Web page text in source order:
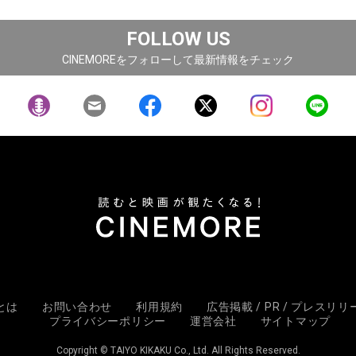
FOLLOW US
CINEMOREをフォローして最新情報をチェック
は お問い合わせ 利用規約
広告掲載 / PR / プレスリリ
プライバシーポリシー
運営会社 サイトマップ
Copyright © TAIYO KIKAKU Co., Ltd. All Rights Reserved.